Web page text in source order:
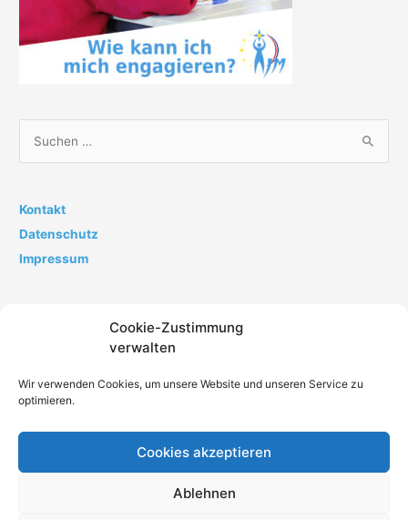
Cookie-Zustimmung
verwalten
Wir verwenden Cookies, um unsere Website und unseren Service zu
optimieren.
Cookies akzeptieren
Ablehnen
h
e
n
Kontakt
Datenschutz
Impressum
Impressum Datenschutz AGB
Kontakt
Cookie-Richtlinie (EU)